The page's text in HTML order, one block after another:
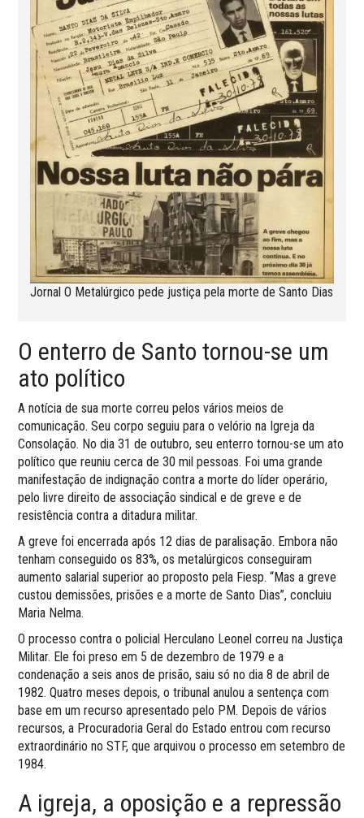
Jornal O Metalúrgico pede justiça pela morte de Santo Dias
O enterro de Santo tornou-se um
ato político
A notícia de sua morte correu pelos vários meios de
comunicação. Seu corpo seguiu para o velório na Igreja da
Consolação. No dia 31 de outubro, seu enterro tornou-se um ato
político que reuniu cerca de 30 mil pessoas. Foi uma grande
manifestação de indignação contra a morte do líder operário,
pelo livre direito de associação sindical e de greve e de
resistência contra a ditadura militar.
A greve foi encerrada após 12 dias de paralisação. Embora não
tenham conseguido os 83%, os metalúrgicos conseguiram
aumento salarial superior ao proposto pela Fiesp. “Mas a greve
custou demissões, prisões e a morte de Santo Dias”, concluiu
Maria Nelma.
O processo contra o policial Herculano Leonel correu na Justiça
Militar. Ele foi preso em 5 de dezembro de 1979 e a
condenação a seis anos de prisão, saiu só no dia 8 de abril de
1982. Quatro meses depois, o tribunal anulou a sentença com
base em um recurso apresentado pelo PM. Depois de vários
recursos, a Procuradoria Geral do Estado entrou com recurso
extraordinário no STF, que arquivou o processo em setembro de
1984.
A igreja, a oposição e a repressão